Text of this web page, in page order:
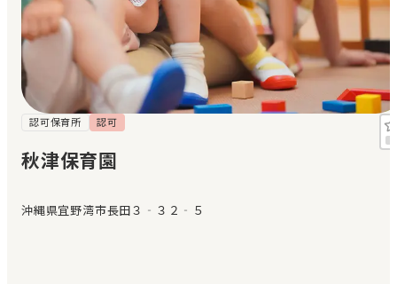
お気に入り
見学日記
メッセージ
おすすめの園
エンクルの特徴と活用方法
認可保育所 認可
秋津保育園
沖縄県宜野湾市長田３‐３２‐５